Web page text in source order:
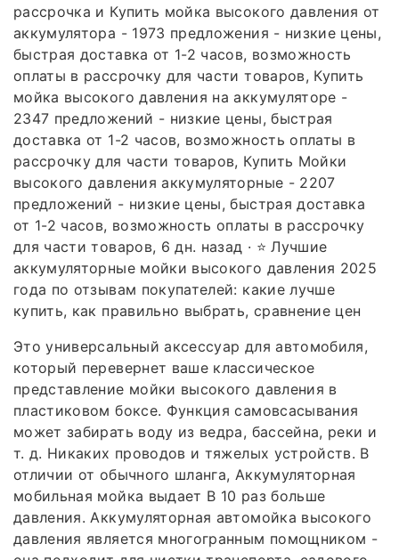
рассрочка и Купить мойка высокого давления от
аккумулятора - 1973 предложения - низкие цены,
быстрая доставка от 1-2 часов, возможность
оплаты в рассрочку для части товаров, Купить
мойка высокого давления на аккумуляторе -
2347 предложений - низкие цены, быстрая
доставка от 1-2 часов, возможность оплаты в
рассрочку для части товаров, Купить Мойки
высокого давления аккумуляторные - 2207
предложений - низкие цены, быстрая доставка
от 1-2 часов, возможность оплаты в рассрочку
для части товаров, 6 дн. назад · ⭐ Лучшие
аккумуляторные мойки высокого давления 2025
года по отзывам покупателей: какие лучше
купить, как правильно выбрать, сравнение цен
Это универсальный аксессуар для автомобиля,
который перевернет ваше классическое
представление мойки высокого давления в
пластиковом боксе. Функция самовсасывания
может забирать воду из ведра, бассейна, реки и
т. д. Никаких проводов и тяжелых устройств. В
отличии от обычного шланга, Аккумуляторная
мобильная мойка выдает В 10 раз больше
давления. Аккумуляторная автомойка высокого
давления является многогранным помощником -